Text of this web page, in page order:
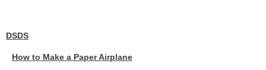
DSDS
How to Make a Paper Airplane